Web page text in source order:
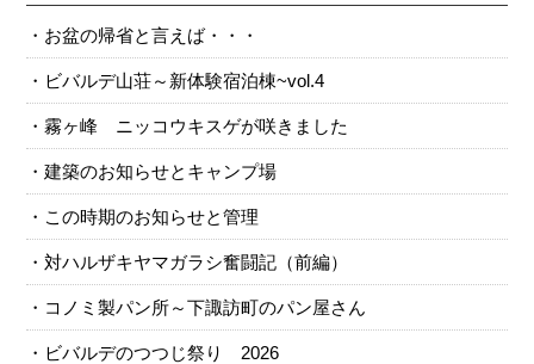
お盆の帰省と言えば・・・
ビバルデ山荘～新体験宿泊棟~vol.4
霧ヶ峰 ニッコウキスゲが咲きました
建築のお知らせとキャンプ場
この時期のお知らせと管理
対ハルザキヤマガラシ奮闘記（前編）
コノミ製パン所～下諏訪町のパン屋さん
ビバルデのつつじ祭り 2026